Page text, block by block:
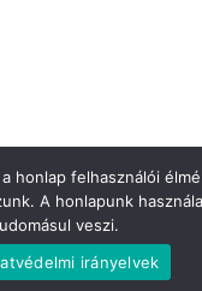
honlap felhasználói
A honlapunk
veszi.
irányelvek